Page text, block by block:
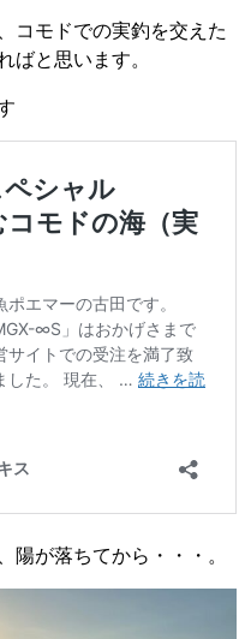
コモドでの実釣を交えた
ばと思います。
が落ちてから・・・。